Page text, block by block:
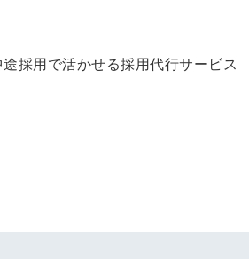
採用で活かせる採用代行サービス